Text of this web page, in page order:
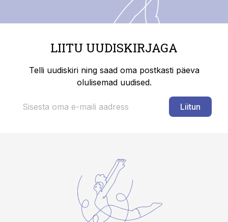
LIITU UUDISKIRJAGA
Telli uudiskiri ning saad oma postkasti päeva
olulisemad uudised.
Liitun